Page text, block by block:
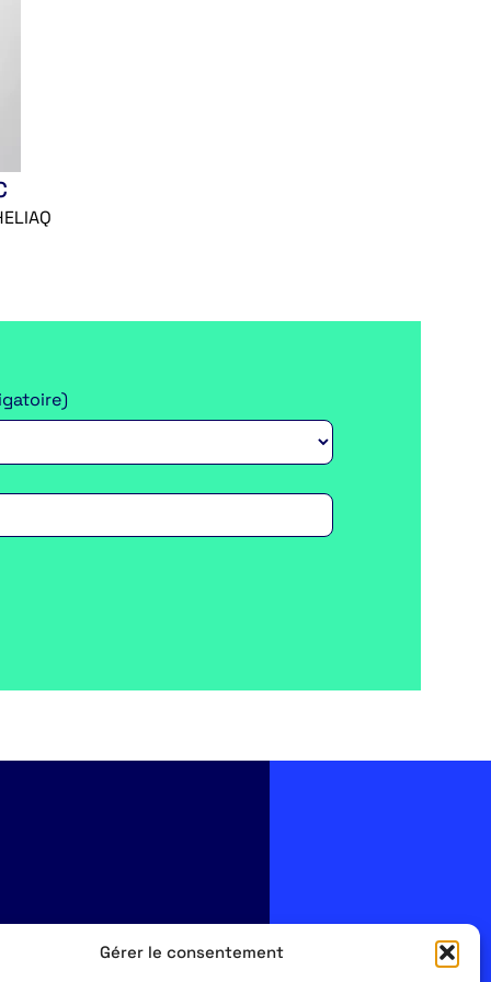
Gérer le consentement